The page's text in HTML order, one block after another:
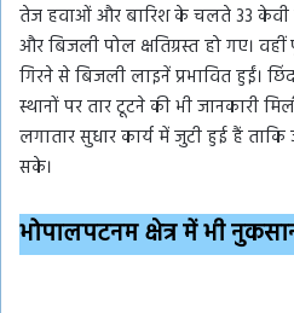
तेज हवाओं और बारिश के चलते 33 केवी
और बिजली पोल क्षतिग्रस्त हो गए।
गिरने से बिजली लाइनें प्रभावित हुईं।
स्थानों पर तार टूटने की भी जानकारी
लगातार सुधार कार्य में जुटी हुई हैं
सके।
भोपालपटनम क्षेत्र में भी